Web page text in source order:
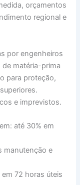
orçamentos
regional e
por engenheiros
matéria-prima
para proteção,
superiores.
e imprevistos.
até 30% em
manutenção e
72 horas úteis